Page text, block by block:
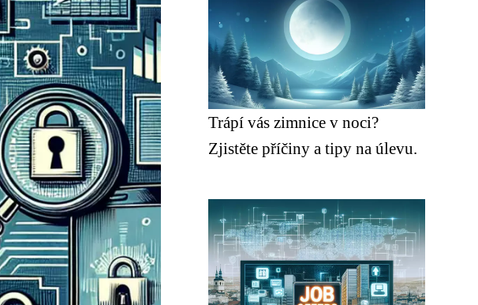
Trápí vás zimnice v noci?
Zjistěte příčiny a tipy na úlevu.